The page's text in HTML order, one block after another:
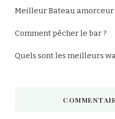
Meilleur Bateau amorceur
Comment pêcher le bar ?
Quels sont les meilleurs